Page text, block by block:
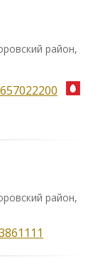
район,
район,